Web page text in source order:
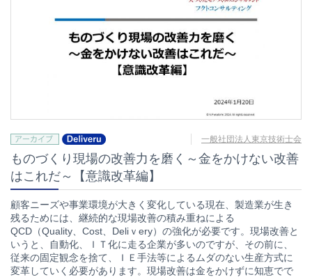
一般社団法人東京技術士会
ものづくり現場の改善力を磨く～金をかけない改善
はこれだ～【意識改革編】
顧客ニーズや事業環境が大きく変化している現在、製造業が生き
残るためには、継続的な現場改善の積み重ねによる
QCD（Quality、Cost、Deliｖery）の強化が必要です。現場改善と
いうと、自動化、ＩＴ化に走る企業が多いのですが、その前に、
従来の固定観念を捨て、ＩＥ手法等によるムダのない生産方式に
変革していく必要があります。現場改善は金をかけずに知恵でで